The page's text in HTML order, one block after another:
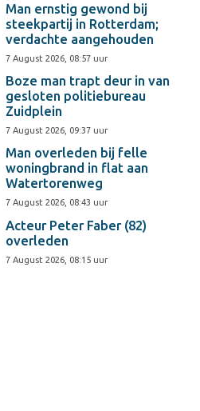
Man ernstig gewond bij
steekpartij in Rotterdam;
verdachte aangehouden
7 August 2026, 08:57 uur
Boze man trapt deur in van
gesloten politiebureau
Zuidplein
7 August 2026, 09:37 uur
Man overleden bij felle
woningbrand in flat aan
Watertorenweg
7 August 2026, 08:43 uur
Acteur Peter Faber (82)
overleden
7 August 2026, 08:15 uur